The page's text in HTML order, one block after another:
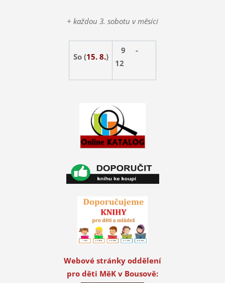
+ každou 3. sobotu v měsíci
So (15. 8.)
9 -
12
Webové stránky oddělení
pro děti MěK v Bousově: